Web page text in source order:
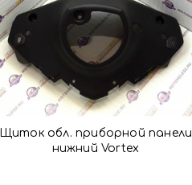
Щиток обл. приборной панели
нижний Vortex